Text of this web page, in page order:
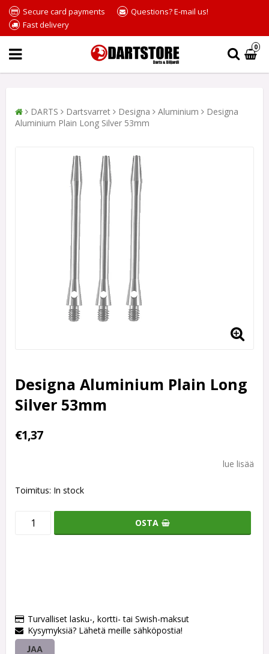
Secure card payments
Questions? E-mail us!
Fast delivery
0
DARTS Dartsvarret Designa Aluminium
Designa
Aluminium Plain Long Silver 53mm
Designa Aluminium Plain Long
Silver 53mm
€1,37
lue lisää
Toimitus: In stock
OSTA
Turvalliset lasku-, kortti- tai Swish-maksut
Kysymyksiä? Lähetä meille sähköpostia!
JAA